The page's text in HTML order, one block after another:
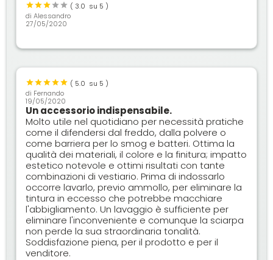
( 3.0 su 5 )
diAlessandro
27/05/2020
( 5.0 su 5 )
di Fernando
19/05/2020
Un accessorio indispensabile.
Molto utile nel quotidiano per necessità pratiche
come il difendersi dal freddo, dalla polvere o
come barriera per lo smog e batteri. Ottima la
qualità dei materiali, il colore e la finitura; impatto
estetico notevole e ottimi risultati con tante
combinazioni di vestiario. Prima di indossarlo
occorre lavarlo, previo ammollo, per eliminare la
tintura in eccesso che potrebbe macchiare
l'abbigliamento. Un lavaggio è sufficiente per
eliminare l'inconveniente e comunque la sciarpa
non perde la sua straordinaria tonalità.
Soddisfazione piena, per il prodotto e per il
venditore.